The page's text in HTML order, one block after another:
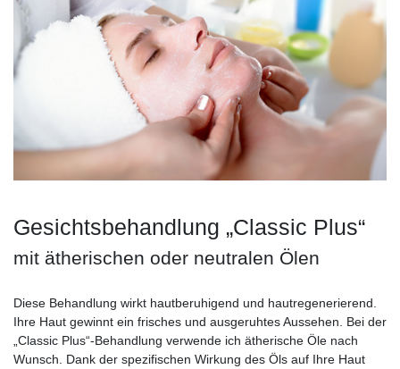
Gesichtsbehandlung „Classic Plus“
mit ätherischen oder neutralen Ölen
Diese Behandlung wirkt hautberuhigend und hautregenerierend.
Ihre Haut gewinnt ein frisches und ausgeruhtes Aussehen. Bei der
„Classic Plus“-Behandlung verwende ich ätherische Öle nach
Wunsch. Dank der spezifischen Wirkung des Öls auf Ihre Haut